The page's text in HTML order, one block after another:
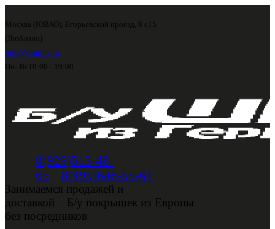
Москва (ЮВАО), Егорьевский проезд, 8 с15
(Люблино)
info@shini56.ru
Пн- Вс 10:00 - 19:00
8(926)513-48-
65
8(495)648-55-61
Занимаемся продажей и
доставкой
Б/у покрышек из Европы
без посредников